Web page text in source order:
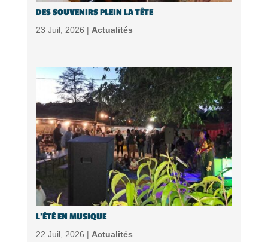
DES SOUVENIRS PLEIN LA TÊTE
23 Juil, 2026 | Actualités
L’ÉTÉ EN MUSIQUE
22 Juil, 2026 | Actualités